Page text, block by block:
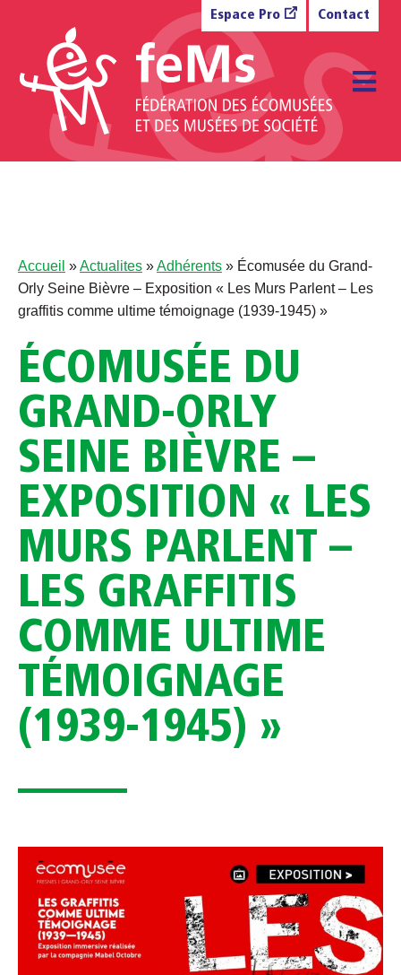
Espace Pro Contact
Accueil »Actualites »Adhérents » Écomusée du Grand-
Orly Seine Bièvre – Exposition « Les Murs Parlent – Les
graffitis comme ultime témoignage (1939-1945) »
ÉCOMUSÉE DU
GRAND-ORLY
SEINE BIÈVRE –
EXPOSITION « LES
MURS PARLENT –
LES GRAFFITIS
COMME ULTIME
TÉMOIGNAGE
(1939-1945) »